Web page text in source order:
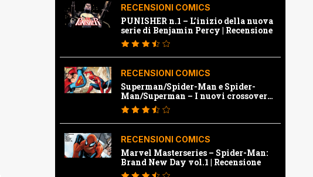
RECENSIONI COMICS
PUNISHER n.1 – L’inizio della nuova
serie di Benjamin Percy | Recensione
RECENSIONI COMICS
Superman/Spider-Man e Spider-
Man/Superman – I nuovi crossover
Marvel e Dc | Recensione
RECENSIONI COMICS
Marvel Masterseries – Spider-Man:
Brand New Day vol.1 | Recensione